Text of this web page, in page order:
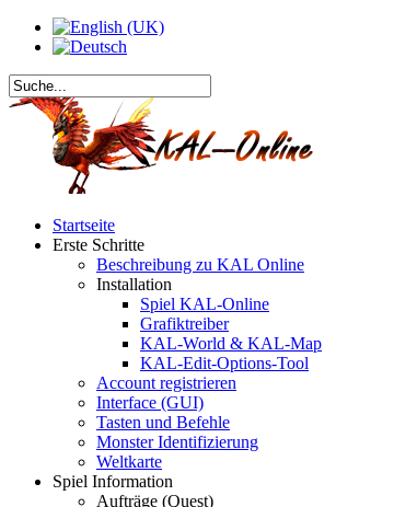
Startseite
Erste Schritte
Beschreibung zu KAL Online
Installation
Spiel KAL-Online
Grafiktreiber
KAL-World & KAL-Map
KAL-Edit-Options-Tool
Account registrieren
Interface (GUI)
Tasten und Befehle
Monster Identifizierung
Weltkarte
Spiel Information
Aufträge (Quest)